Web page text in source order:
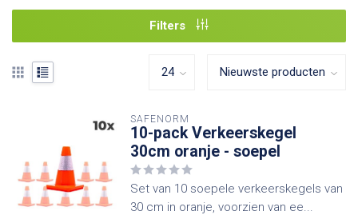
Filters
SAFENORM
10-pack Verkeerskegel
30cm oranje - soepel
Set van 10 soepele verkeerskegels van
30 cm in oranje, voorzien van ee...